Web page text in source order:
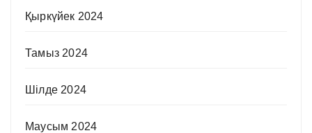
Қыркүйек 2024
Тамыз 2024
Шілде 2024
Маусым 2024